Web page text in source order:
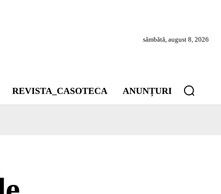
sâmbătă, august 8, 2026
REVISTA_CASOTECA ANUNȚURI